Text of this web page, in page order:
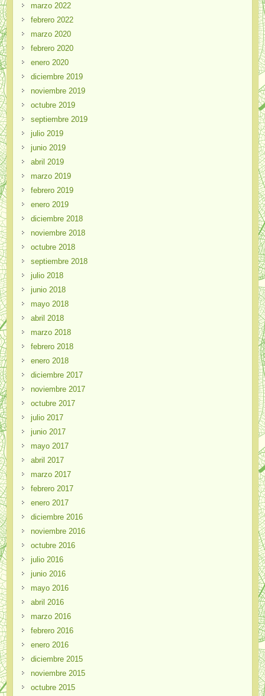
marzo 2022
febrero 2022
marzo 2020
febrero 2020
enero 2020
diciembre 2019
noviembre 2019
octubre 2019
septiembre 2019
julio 2019
junio 2019
abril 2019
marzo 2019
febrero 2019
enero 2019
diciembre 2018
noviembre 2018
octubre 2018
septiembre 2018
julio 2018
junio 2018
mayo 2018
abril 2018
marzo 2018
febrero 2018
enero 2018
diciembre 2017
noviembre 2017
octubre 2017
julio 2017
junio 2017
mayo 2017
abril 2017
marzo 2017
febrero 2017
enero 2017
diciembre 2016
noviembre 2016
octubre 2016
julio 2016
junio 2016
mayo 2016
abril 2016
marzo 2016
febrero 2016
enero 2016
diciembre 2015
noviembre 2015
octubre 2015